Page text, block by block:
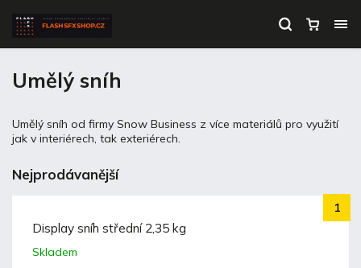
Umělý sníh
Umělý sníh od firmy Snow Business z více materiálů pro využití
jak v interiérech, tak exteriérech.
Nejprodávanější
Display sníh střední 2,35 kg
Skladem